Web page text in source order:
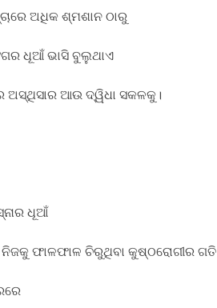
ଅଧିକ ଶ୍ମଶାନ ଠାରୁ
ଧୂଆଁ ଭାସି ବୁଲୁଥାଏ
ଅସ୍ଥିସାର ଆଉ ଦ୍ୱିଧା ସକଳକୁ।
ଧୂଆଁ
ଫାଳଫାଳ ଚିରୁଥିବା କୁଷ୍ଠରୋଗୀର